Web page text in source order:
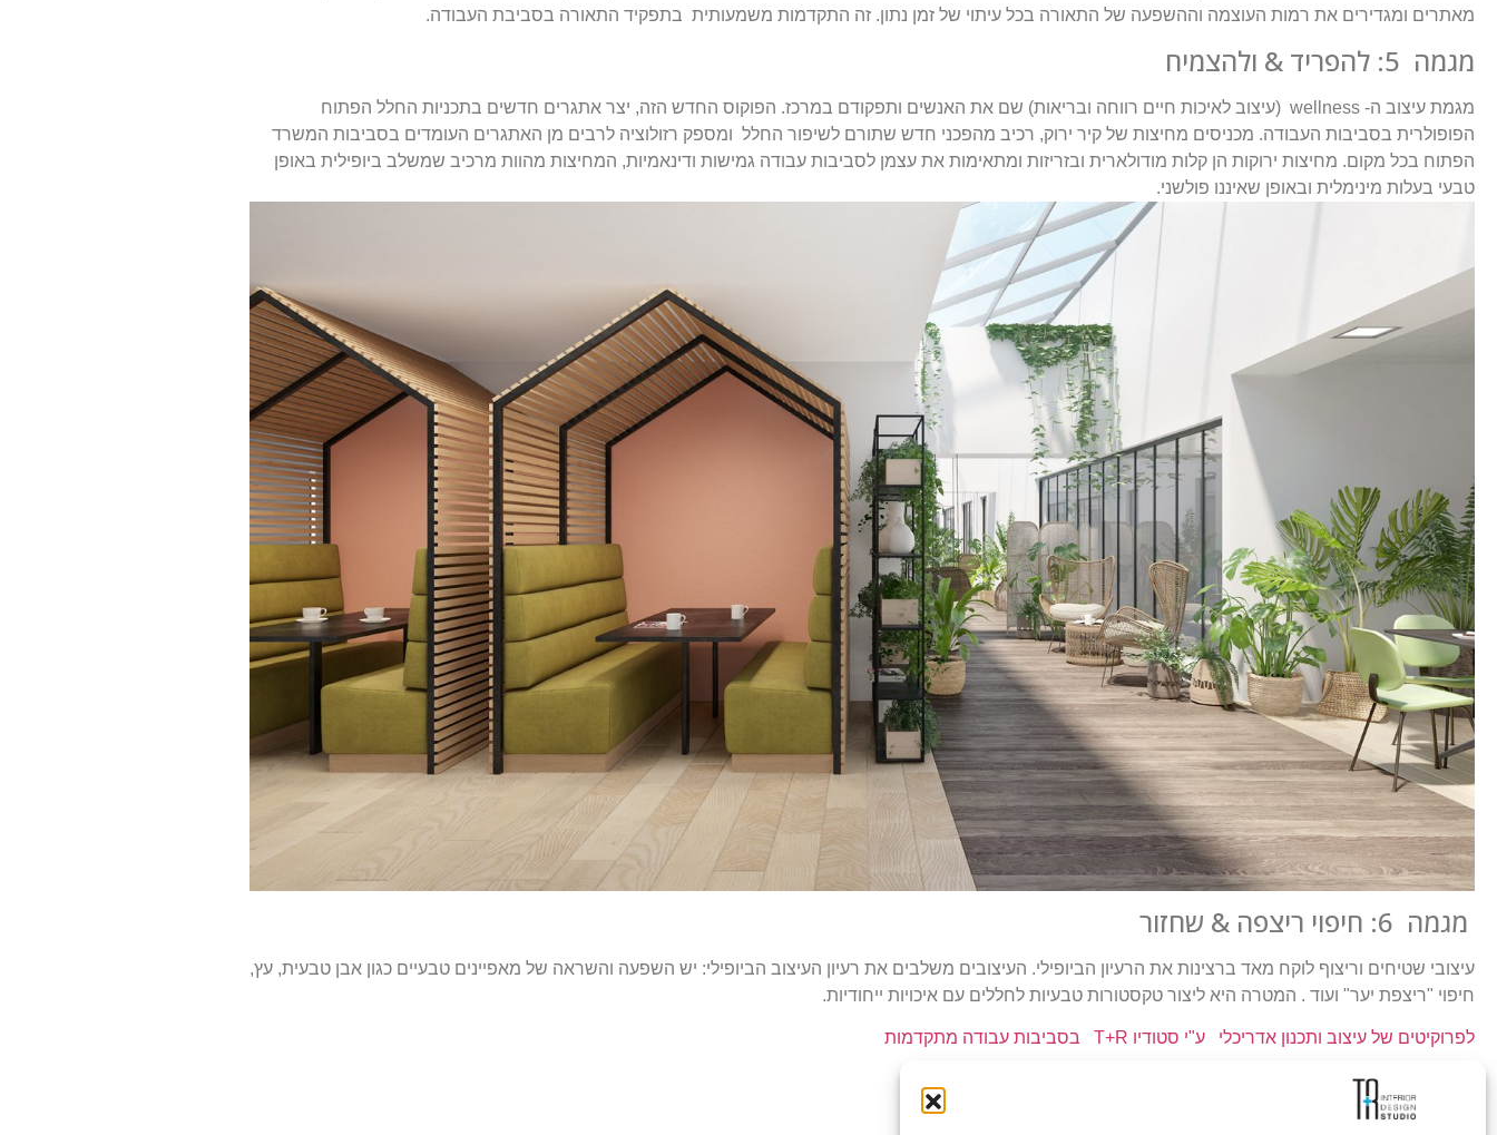
מאתרים ומגדירים את רמות העוצמה וההשפעה של התאורה בכל עיתוי של זמן נתון. זה התקדמות משמעותית בתפקיד התאורה בסביבת העבודה.
מגמה 5: להפריד & ולהצמיח
מגמת עיצוב ה- wellness (עיצוב לאיכות חיים רווחה ובריאות) שם את האנשים ותפקודם במרכז. הפוקוס החדש הזה, יצר אתגרים חדשים בתכניות החלל הפתוח
הפופולרית בסביבות העבודה. מכניסים מחיצות של קיר ירוק, רכיב מהפכני חדש שתורם לשיפור החלל ומספק רזולוציה לרבים מן האתגרים העומדים בסביבות המשרד
הפתוח בכל מקום. מחיצות ירוקות הן קלות מודולארית ובזריזות ומתאימות את עצמן לסביבות עבודה גמישות ודינאמיות, המחיצות מהוות מרכיב שמשלב ביופילית באופן
טבעי בעלות מינימלית ובאופן שאיננו פולשני.
מגמה 6: חיפוי ריצפה & שחזור
עיצובי שטיחים וריצוף לוקח מאד ברצינות את הרעיון הביופילי. העיצובים משלבים את רעיון העיצוב הביופילי: יש השפעה והשראה של מאפיינים טבעיים כגון אבן טבעית, עץ,
חיפוי "ריצפת יער" ועוד . המטרה היא ליצור טקסטורות טבעיות לחללים עם איכויות ייחודיות.
לפרוקיטים של עיצוב ותכנון אדריכלי ע"י סטודיו T+R בסביבות עבודה מתקדמות